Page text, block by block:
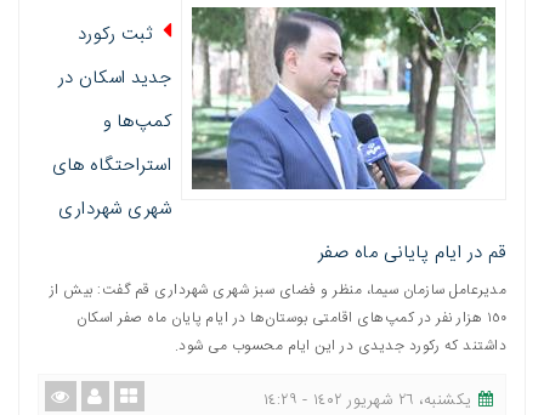
ثبت رکورد
جدید اسکان در
کمپ‌ها و
استراحتگاه های
شهری شهرداری
قم در ایام پایانی ماه صفر
مدیرعامل سازمان سیما، منظر و فضای سبز شهری شهرداری قم گفت: بیش از
١٥٠ هزار نفر در کمپ‌های اقامتی بوستان‌ها در ایام پایان ماه صفر اسکان
داشتند که رکورد جدیدی در این ایام محسوب می شود.
یکشنبه، ٢٦ شهریور ١٤٠٢ - ١٤:٢٩